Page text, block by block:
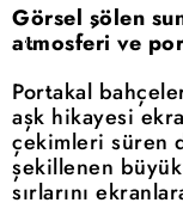
Görsel şölen
atmosferi ve
Portakal
aşk hikayesi
çekimleri süren
şekillenen
sırlarını